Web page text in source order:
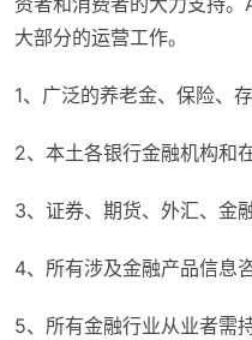
大部分的运营工作。
1、广泛的养老金、保险、
2、本土各银行金融机构和
3、证券、期货、外汇、金
4、所有涉及金融产品信息
5、所有金融行业从业者需